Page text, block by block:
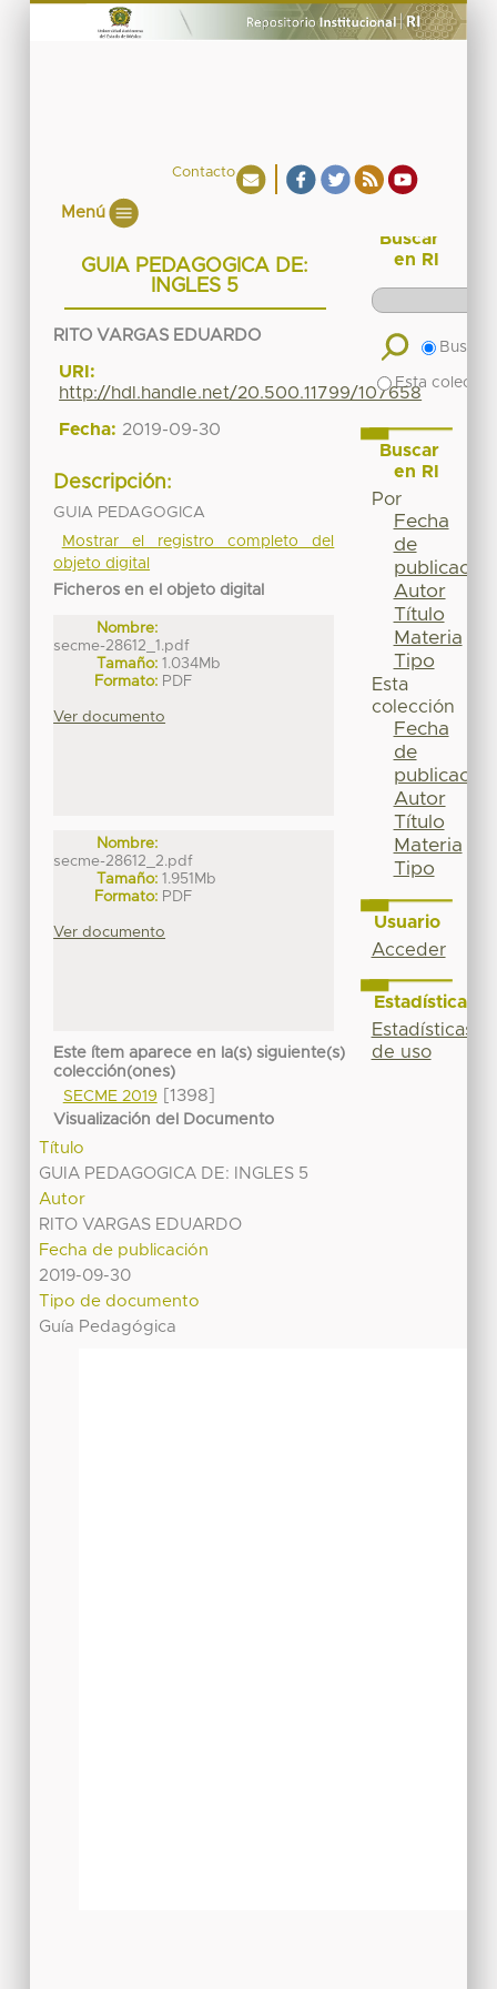
Contacto
Menú
GUIA PEDAGOGICA DE:
INGLES 5
RITO VARGAS EDUARDO
URI:
http://hdl.handle.net/20.500.11799/107658
Fecha: 2019-09-30
Descripción:
GUIA PEDAGOGICA
Mostrar el registro completo del
objeto digital
Ficheros en el objeto digital
Nombre:
secme-28612_1.pdf
Tamaño: 1.034Mb
Formato: PDF
Ver documento
Nombre:
secme-28612_2.pdf
Tamaño: 1.951Mb
Formato: PDF
Ver documento
Este ítem aparece en la(s) siguiente(s)
colección(ones)
SECME 2019 [1398]
Visualización del Documento
Título
GUIA PEDAGOGICA DE: INGLES 5
Autor
RITO VARGAS EDUARDO
Fecha de publicación
2019-09-30
Tipo de documento
Guía Pedagógica
Buscar
en RI
Buscar
Esta
Buscar
en RI
Por
Fecha
de
publicación
Autor
Título
Materia
Tipo
Esta
colección
Fecha
de
publicación
Autor
Título
Materia
Tipo
Usuario
Acceder
Estadísticas
Estadísticas
de uso